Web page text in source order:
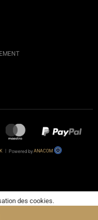
Powered by ANACOM
des cookies.